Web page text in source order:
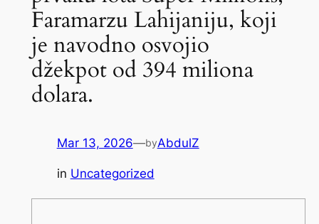
Faramarzu Lahijaniju, koji
je navodno osvojio
džekpot od 394 miliona
dolara.
Mar 13, 2026—byAbdulZ
in Uncategorized